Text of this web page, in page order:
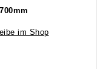
im Shop